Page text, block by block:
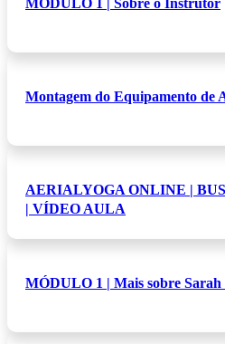
MÓDULO 1 | Sobre o Instrutor
Montagem do Equipamento de
AERIALYOGA ONLINE |
| VÍDEO AULA
MÓDULO 1 | Mais sobre